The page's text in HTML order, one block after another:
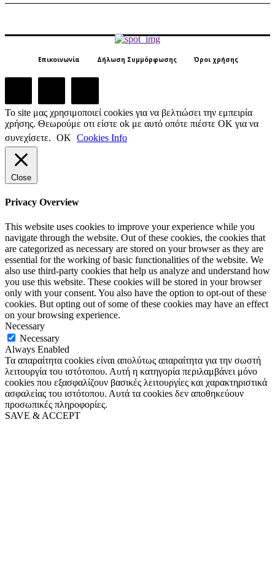
Επικοινωνία Δήλωση Συμμόρφωσης Όροι χρήσης
Το site μας χρησιμοποιεί cookies για να βελτιώσει την εμπειρία
χρήσης. Θεωρούμε οτι είστε ok με αυτό οπότε πιέστε ΟΚ για να
συνεχίσετε. ΟΚ Cookies Info
Close
Privacy Overview
This website uses cookies to improve your experience while you
navigate through the website. Out of these cookies, the cookies that
are categorized as necessary are stored on your browser as they are
essential for the working of basic functionalities of the website. We
also use third-party cookies that help us analyze and understand how
you use this website. These cookies will be stored in your browser
only with your consent. You also have the option to opt-out of these
cookies. But opting out of some of these cookies may have an effect
on your browsing experience.
Necessary
Necessary
Always Enabled
Τα απαραίτητα cookies είναι απολύτως απαραίτητα για την σωστή
λειτουργία του ιστότοπου. Αυτή η κατηγορία περιλαμβάνει μόνο
cookies που εξασφαλίζουν βασικές λειτουργίες και χαρακτηριστικά
ασφαλείας του ιστότοπου. Αυτά τα cookies δεν αποθηκεύουν
προσωπικές πληροφορίες.
SAVE & ACCEPT